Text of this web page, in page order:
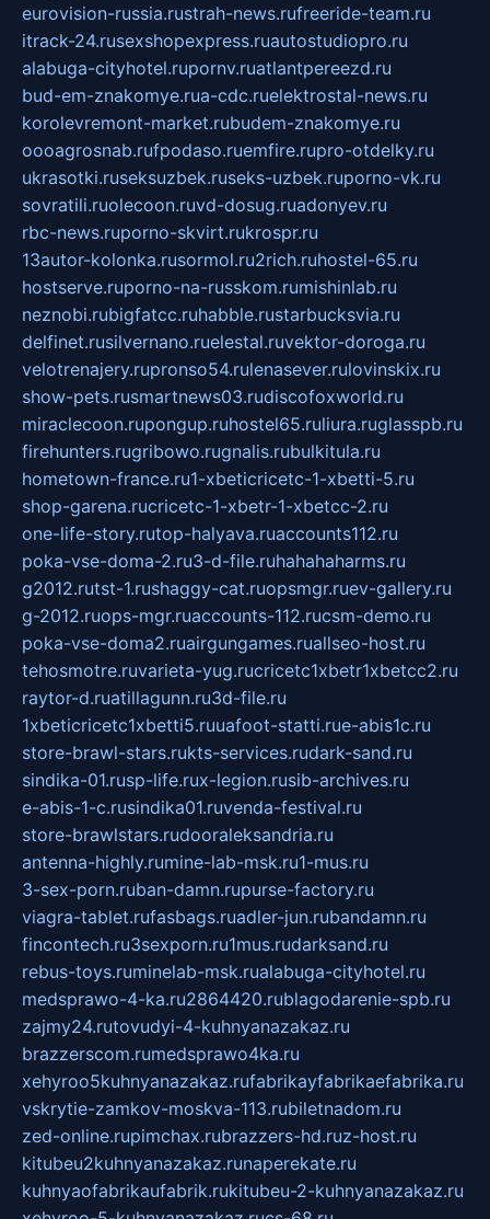
eurovision-russia.rustrah-news.rufreeride-team.ru
itrack-24.rusexshopexpress.ruautostudiopro.ru
alabuga-cityhotel.rupornv.ruatlantpereezd.ru
bud-em-znakomye.rua-cdc.ruelektrostal-news.ru
korolevremont-market.rubudem-znakomye.ru
oooagrosnab.rufpodaso.ruemfire.rupro-otdelky.ru
ukrasotki.ruseksuzbek.ruseks-uzbek.ruporno-vk.ru
sovratili.ruolecoon.ruvd-dosug.ruadonyev.ru
rbc-news.ruporno-skvirt.rukrospr.ru
13autor-kolonka.rusormol.ru2rich.ruhostel-65.ru
hostserve.ruporno-na-russkom.rumishinlab.ru
neznobi.rubigfatcc.ruhabble.rustarbucksvia.ru
delfinet.rusilvernano.ruelestal.ruvektor-doroga.ru
velotrenajery.rupronso54.rulenasever.rulovinskix.ru
show-pets.rusmartnews03.rudiscofoxworld.ru
miraclecoon.rupongup.ruhostel65.ruliura.ruglasspb.ru
firehunters.rugribowo.rugnalis.rubulkitula.ru
hometown-france.ru1-xbeticricetc-1-xbetti-5.ru
shop-garena.rucricetc-1-xbetr-1-xbetcc-2.ru
one-life-story.rutop-halyava.ruaccounts112.ru
poka-vse-doma-2.ru3-d-file.ruhahahaharms.ru
g2012.rutst-1.rushaggy-cat.ruopsmgr.ruev-gallery.ru
g-2012.ruops-mgr.ruaccounts-112.rucsm-demo.ru
poka-vse-doma2.ruairgungames.ruallseo-host.ru
tehosmotre.ruvarieta-yug.rucricetc1xbetr1xbetcc2.ru
raytor-d.ruatillagunn.ru3d-file.ru
1xbeticricetc1xbetti5.ruuafoot-statti.rue-abis1c.ru
store-brawl-stars.rukts-services.rudark-sand.ru
sindika-01.rusp-life.rux-legion.rusib-archives.ru
e-abis-1-c.rusindika01.ruvenda-festival.ru
store-brawlstars.rudooraleksandria.ru
antenna-highly.rumine-lab-msk.ru1-mus.ru
3-sex-porn.ruban-damn.rupurse-factory.ru
viagra-tablet.rufasbags.ruadler-jun.rubandamn.ru
fincontech.ru3sexporn.ru1mus.rudarksand.ru
rebus-toys.ruminelab-msk.rualabuga-cityhotel.ru
medsprawo-4-ka.ru2864420.rublagodarenie-spb.ru
zajmy24.rutovudyi-4-kuhnyanazakaz.ru
brazzerscom.rumedsprawo4ka.ru
xehyroo5kuhnyanazakaz.rufabrikayfabrikaefabrika.ru
vskrytie-zamkov-moskva-113.rubiletnadom.ru
zed-online.rupimchax.rubrazzers-hd.ruz-host.ru
kitubeu2kuhnyanazakaz.runaperekate.ru
kuhnyaofabrikaufabrik.rukitubeu-2-kuhnyanazakaz.ru